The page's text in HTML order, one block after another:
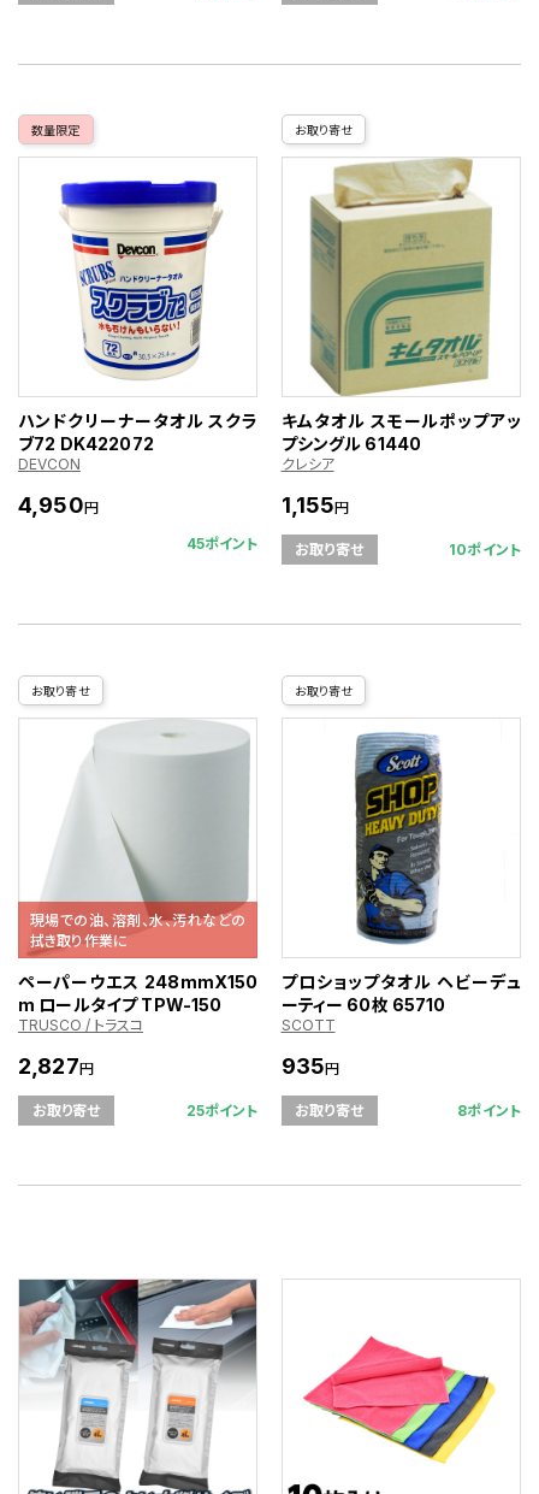
数量限定
ハンドクリーナータオル スクラ
ブ72 DK422072
DEVCON
4,950円
45ポイント
お取り寄せ
キムタオル スモールポップアッ
プシングル 61440
クレシア
1,155円
お取り寄せ 10ポイント
お取り寄せ
現場での油、溶剤、水、汚れなどの
拭き取り作業に
ペーパーウエス 248mmX150
m ロールタイプ TPW-150
TRUSCO / トラスコ
2,827円
お取り寄せ 25ポイント
お取り寄せ
プロショップタオル ヘビーデュ
ーティー 60枚 65710
SCOTT
935円
お取り寄せ 8ポイント